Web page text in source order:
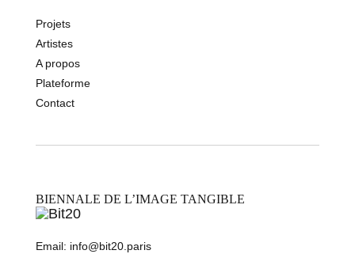
Projets
Artistes
A propos
Plateforme
Contact
BIENNALE DE L’IMAGE TANGIBLE
Email: info@bit20.paris